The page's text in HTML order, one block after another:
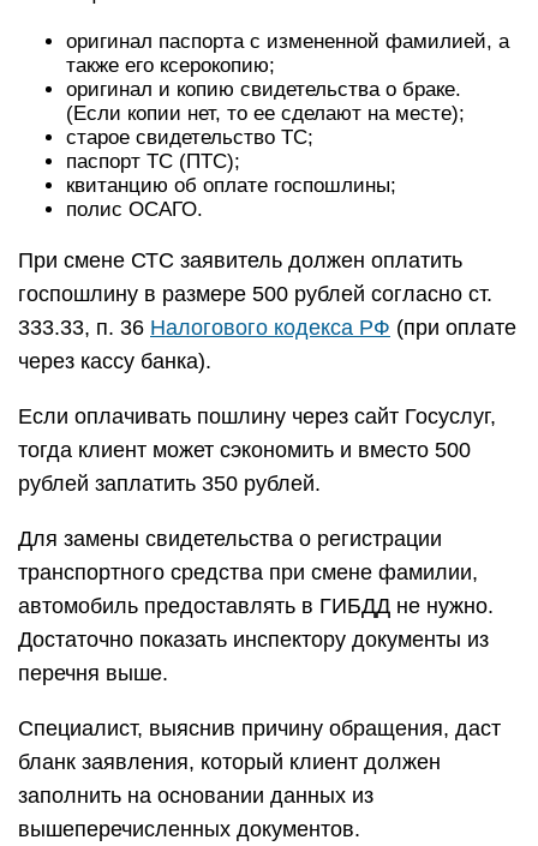
оригинал паспорта с измененной фамилией, а
также его ксерокопию;
оригинал и копию свидетельства о браке.
(Если копии нет, то ее сделают на месте);
старое свидетельство ТС;
паспорт ТС (ПТС);
квитанцию об оплате госпошлины;
полис ОСАГО.
При смене СТС заявитель должен оплатить
госпошлину в размере 500 рублей согласно ст.
333.33, п. 36 Налогового кодекса РФ (при оплате
через кассу банка).
Если оплачивать пошлину через сайт Госуслуг,
тогда клиент может сэкономить и вместо 500
рублей заплатить 350 рублей.
Для замены свидетельства о регистрации
транспортного средства при смене фамилии,
автомобиль предоставлять в ГИБДД не нужно.
Достаточно показать инспектору документы из
перечня выше.
Специалист, выяснив причину обращения, даст
бланк заявления, который клиент должен
заполнить на основании данных из
вышеперечисленных документов.